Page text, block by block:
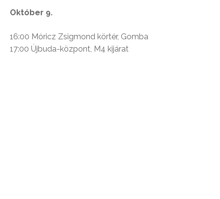
Október 9.
16:00 Móricz Zsigmond körtér, Gomba
17:00 Újbuda-központ, M4 kijárat